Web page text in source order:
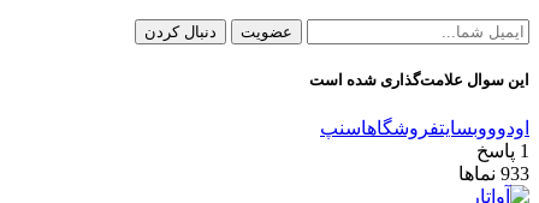
عضویت دنبال کردن
این سوال علامت‌گذاری شده است
اودوووبسایتفروشگاهاسنپ
1 پاسخ
933 نماها